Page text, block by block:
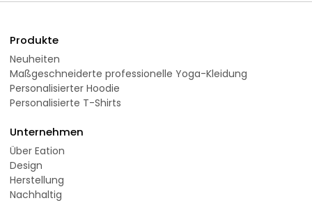
Produkte
Neuheiten
Maßgeschneiderte professionelle Yoga-Kleidung
Personalisierter Hoodie
Personalisierte T-Shirts
Unternehmen
Über Eation
Design
Herstellung
Nachhaltig